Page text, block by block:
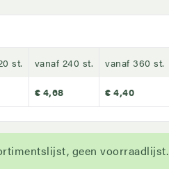
st. vanaf 240 st.
€ 4,68
vanaf 360 st.
€ 4,40
geen voorraadlijst.